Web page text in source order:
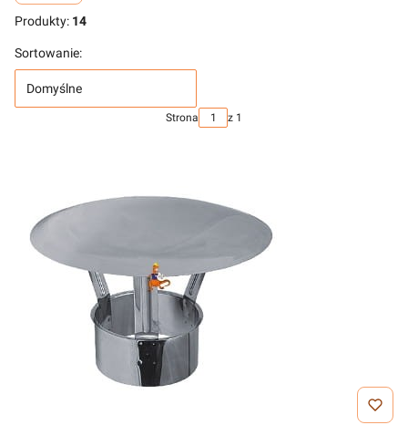
Produkty: 14
Sortowanie:
Domyślne
Strona z 1